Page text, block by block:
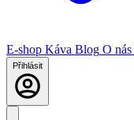
E-shop Káva Blog O nás
Přihlásit